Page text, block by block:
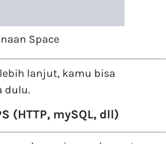
Space
lanjut, kamu bisa
dulu.
(HTTP, mySQL, dll)